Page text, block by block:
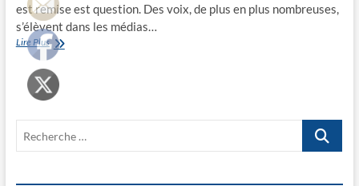
est remise est question. Des voix, de plus en plus nombreuses,
s’élèvent dans les médias…
Lire PlusIl
faut
oser
la
fédération
Recherche